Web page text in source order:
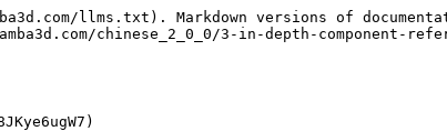
llms.txt). Markdown versions of
chinese_2_0_0/3-in-depth-component-